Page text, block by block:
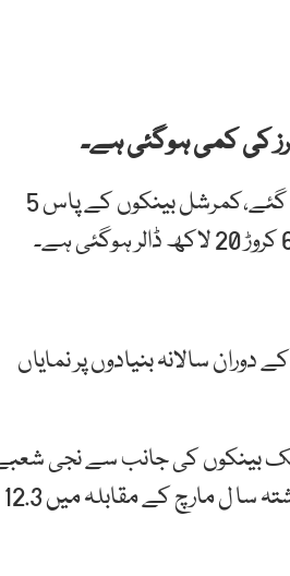
ترجمان کے مطابق اسٹیٹ بینک کےزرمبادلہ کےذخائر10ارب57کروڑ24لاکھ رہ گئے،کمرشل بینکوں کے پاس 5
سالانہ بنیادوں پر نمایاں
بینکوں کی جانب سے نجی
کو فراہم کردہ مجموعی قرضہ جات کا حجم 9443 ارب روپے ریکارڈکیاگیا جو گزشتہ سا ل مارچ کے مقابلہ میں 12.3